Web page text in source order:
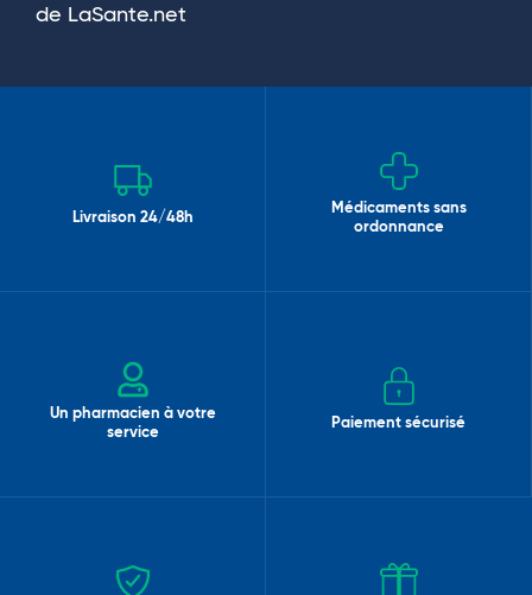
de LaSante.net
Livraison 24/48h
Médicaments sans
ordonnance
Un pharmacien à votre
service
Paiement sécurisé